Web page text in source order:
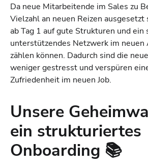
Da neue Mitarbeitende im Sales zu
Vielzahl an neuen Reizen ausgesetzt
ab Tag 1 auf gute Strukturen und ein
unterstützendes Netzwerk im
zählen können. Dadurch sind die
weniger gestresst und verspüren
Zufriedenheit im neuen Job.
Unsere
ein strukturiertes
Onboarding 📚